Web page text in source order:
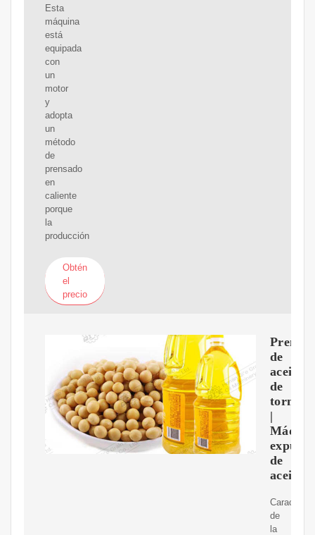
Esta
máquina
está
equipada
con
un
motor
y
adopta
un
método
de
prensado
en
caliente
porque
la
producción
Obtén
el
precio
Prensa
de
aceite
de
tornillo
|
de
aceite
de
la